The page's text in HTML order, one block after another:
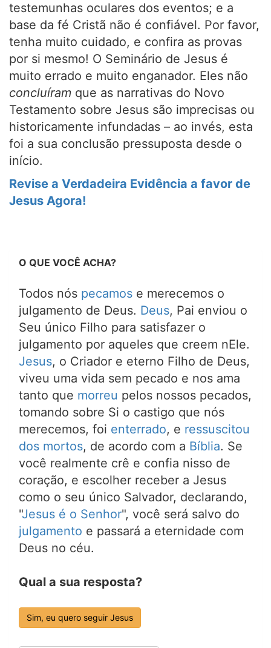
testemunhas oculares dos eventos; e a
base da fé Cristã não é confiável. Por favor,
tenha muito cuidado, e confira as provas
por si mesmo! O Seminário de Jesus é
muito errado e muito enganador. Eles não
concluíram que as narrativas do Novo
Testamento sobre Jesus são imprecisas ou
historicamente infundadas – ao invés, esta
foi a sua conclusão pressuposta desde o
início.
Revise a Verdadeira Evidência a favor de
Jesus Agora!
O QUE VOCÊ ACHA?
Todos nós pecamos e merecemos o
julgamento de Deus. Deus, Pai enviou o
Seu único Filho para satisfazer o
julgamento por aqueles que creem nEle.
Jesus, o Criador e eterno Filho de Deus,
viveu uma vida sem pecado e nos ama
tanto que morreu pelos nossos pecados,
tomando sobre Si o castigo que nós
merecemos, foi enterrado, e ressuscitou
dos mortos, de acordo com a Bíblia. Se
você realmente crê e confia nisso de
coração, e escolher receber a Jesus
como o seu único Salvador, declarando,
"Jesus é o Senhor", você será salvo do
julgamento e passará a eternidade com
Deus no céu.
Qual a sua resposta?
Sim, eu quero seguir Jesus